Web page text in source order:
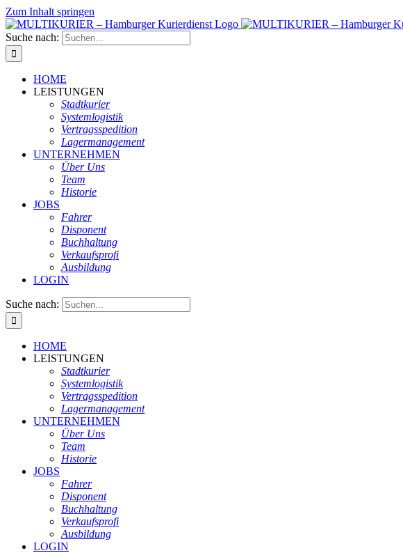
Zum Inhalt springen
Suche nach:
HOME
LEISTUNGEN
Stadtkurier
Systemlogistik
Vertragsspedition
Lagermanagement
UNTERNEHMEN
Über Uns
Team
Historie
JOBS
Fahrer
Disponent
Buchhaltung
Verkaufsprofi
Ausbildung
LOGIN
Suche nach:
HOME
LEISTUNGEN
Stadtkurier
Systemlogistik
Vertragsspedition
Lagermanagement
UNTERNEHMEN
Über Uns
Team
Historie
JOBS
Fahrer
Disponent
Buchhaltung
Verkaufsprofi
Ausbildung
LOGIN